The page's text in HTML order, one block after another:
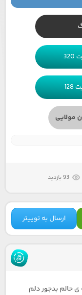
مولایی
93 بازدید
ارسال به توییتر
حالم بدجور دلم